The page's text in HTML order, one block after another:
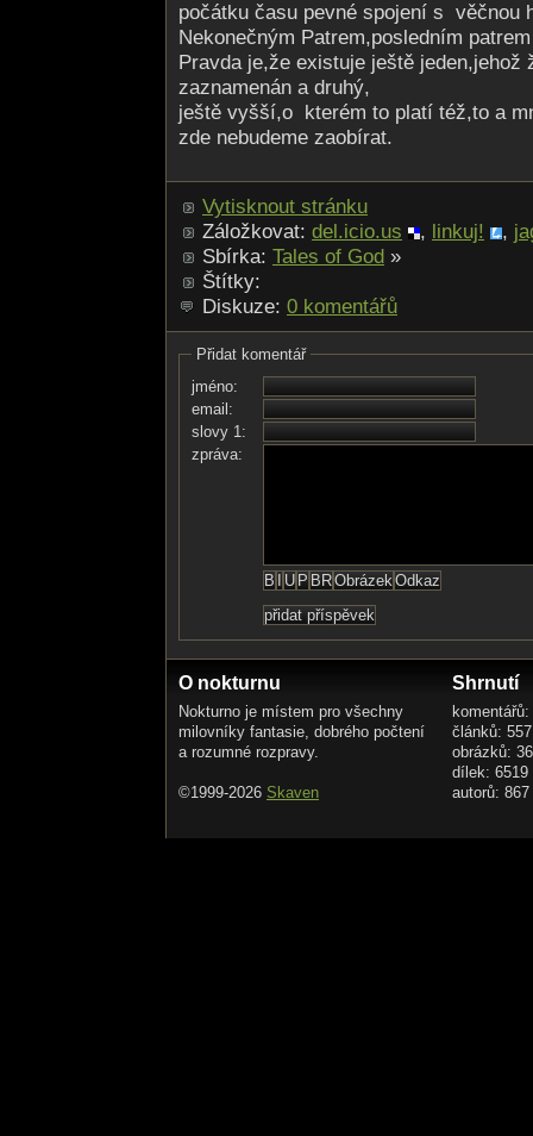
počátku času pevné spojení s věčnou
Nekonečným Patrem,posledním
Pravda je,že existuje ještě jeden,jehož
zaznamenán a druhý,
ještě vyšší,o kterém to platí též,to a
zde nebudeme zaobírat.
Vytisknout stránku
Záložkovat: del.icio.us , linkuj! ,
Sbírka: Tales of God »
Štítky:
Diskuze: 0 komentářů
Přidat komentář
jméno:
email:
slovy 1:
zpráva:
O nokturnu
Nokturno je místem pro všechny
milovníky fantasie, dobrého počtení
a rozumné rozpravy.
©1999-2026 Skaven
Shrnutí
článků: 557
obrázků:
dílek: 6519
autorů: 867